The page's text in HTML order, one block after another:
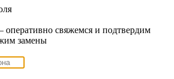
оперативно свяжемся и подтвердим
замены